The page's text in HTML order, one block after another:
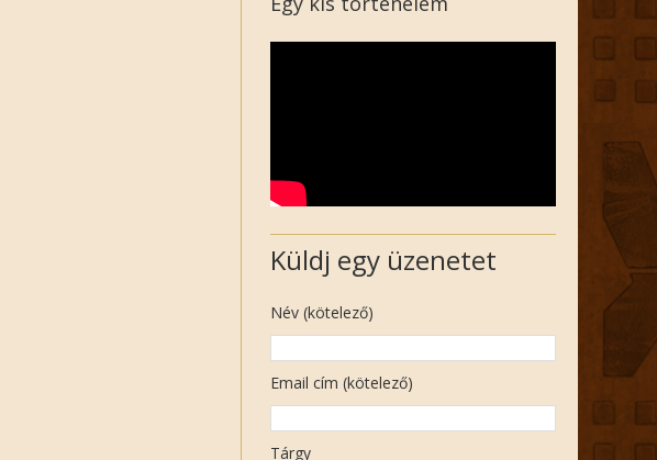
Küldj egy üzenetet
Név (kötelező)
Email cím (kötelező)
Tárgy